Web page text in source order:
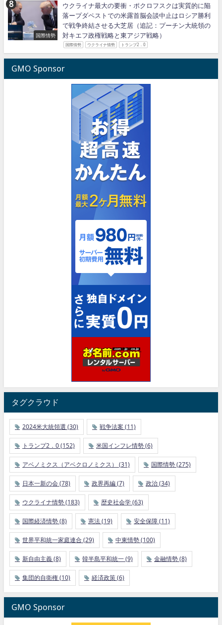
国際情勢
ウクライナ最大の要衝・ポクロフスクは実質的に陥
落ープダペストでの米露首脳会談中止はロシア勝利
で戦争終結させる大芝居（追記：プーチン大統領の
対キエフ政権戦略と東アジア戦略）
国際情勢 ウクライナ情勢 トランプ2．0
GMO Sponsor
タグクラウド
2024米大統領選 (30) 戦争法案 (11)
トランプ2．0(152) 米国インフレ情勢(6)
アベノミクス（アベクロノミクス） (31) 国際情勢(275)
日本一新の会(78) 政界再編(7) 政治(34)
ウクライナ情勢(183) 歴史社会学(63)
国際経済情勢(8) 憲法(19) 安全保障(11)
世界平和統一家庭連合 (29) 中東情勢(100)
新自由主義(8) 韓半島平和統一(9) 金融情勢(8)
集団的自衛権(10) 経済政策(6)
GMO Sponsor